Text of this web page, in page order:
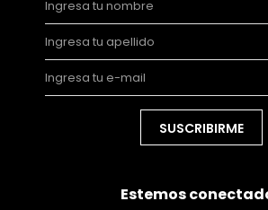
SUSCRIBIRME
Estemos